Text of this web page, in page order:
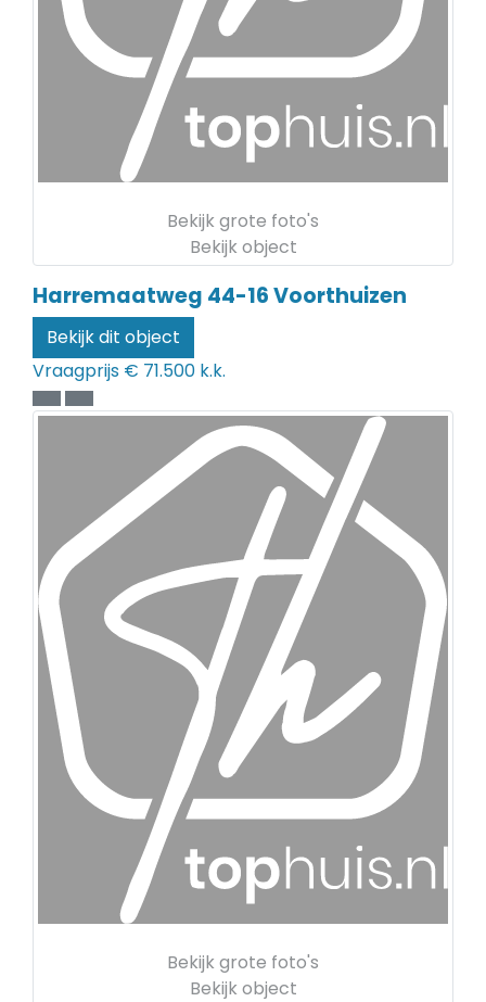
Bekijk grote foto's
Bekijk object
Harremaatweg 44-16Voorthuizen
Bekijk dit object
Vraagprijs € 71.500 k.k.
Bekijk grote foto's
Bekijk object